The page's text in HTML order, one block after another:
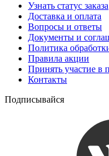
Узнать статус заказа
Доставка и оплата
Вопросы и ответы
Документы и
Политика
Правила акции
Принять участие в
Контакты
Подписывайся